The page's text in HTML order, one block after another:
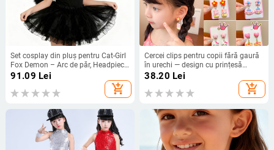
Set cosplay din pluș pentru Cat-Girl
Fox Demon – Arc de păr, Headpiece,
Coadă de vulpe, Colier cu clopot
(Brand Like Silk; În stoc; Pentru
copii; Iarna 2025)
91.09 Lei
add_shopping_cart
Cercei clips pentru copii fără gaură
în urechi — design cu prințesă
drăguță, pentru fetițe, primăvara
38.20 Lei
add_shopping_cart